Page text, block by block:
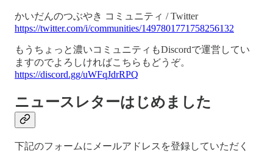
かいだんのつぶやき コミュニティ / Twitter
https://twitter.com/i/communities/1497801771758256132
もうちょっと濃いコミュニティもDiscordで運営してい
ますのでよろしければこちらもどうぞ。
https://discord.gg/uWFqJdrRPQ
ニュースレターはじめました
下記のフォームにメールアドレスを登録していただく